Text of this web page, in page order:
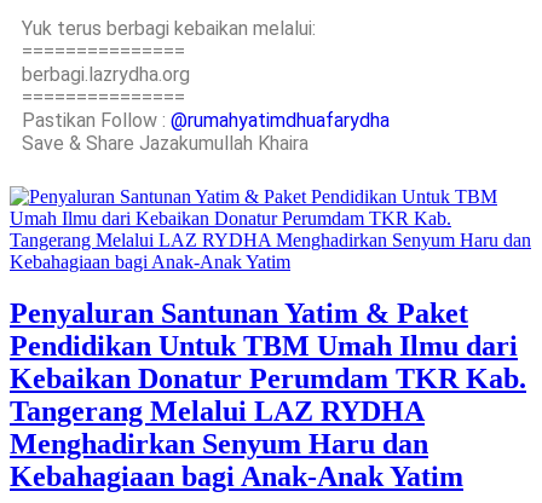
Yuk terus berbagi kebaikan melalui:
===============
berbagi.lazrydha.org
===============
Pastikan Follow : @rumahyatimdhuafarydha
Save & Share Jazakumullah Khaira
Penyaluran Santunan Yatim & Paket
Pendidikan Untuk TBM Umah Ilmu dari
Kebaikan Donatur Perumdam TKR Kab.
Tangerang Melalui LAZ RYDHA
Menghadirkan Senyum Haru dan
Kebahagiaan bagi Anak-Anak Yatim